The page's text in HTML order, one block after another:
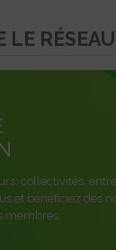
LE
collectivités,
et bénéficiez des
membres.